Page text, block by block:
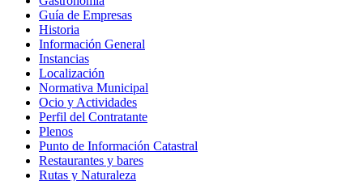
Guía de Empresas
Historia
Información General
Instancias
Localización
Normativa Municipal
Ocio y Actividades
Perfil del Contratante
Plenos
Punto de Información Catastral
Restaurantes y bares
Rutas y Naturaleza